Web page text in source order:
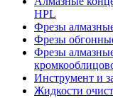
HPL
Фрезы
Фрезы
Фрезы
Инструмент и
Жидкости